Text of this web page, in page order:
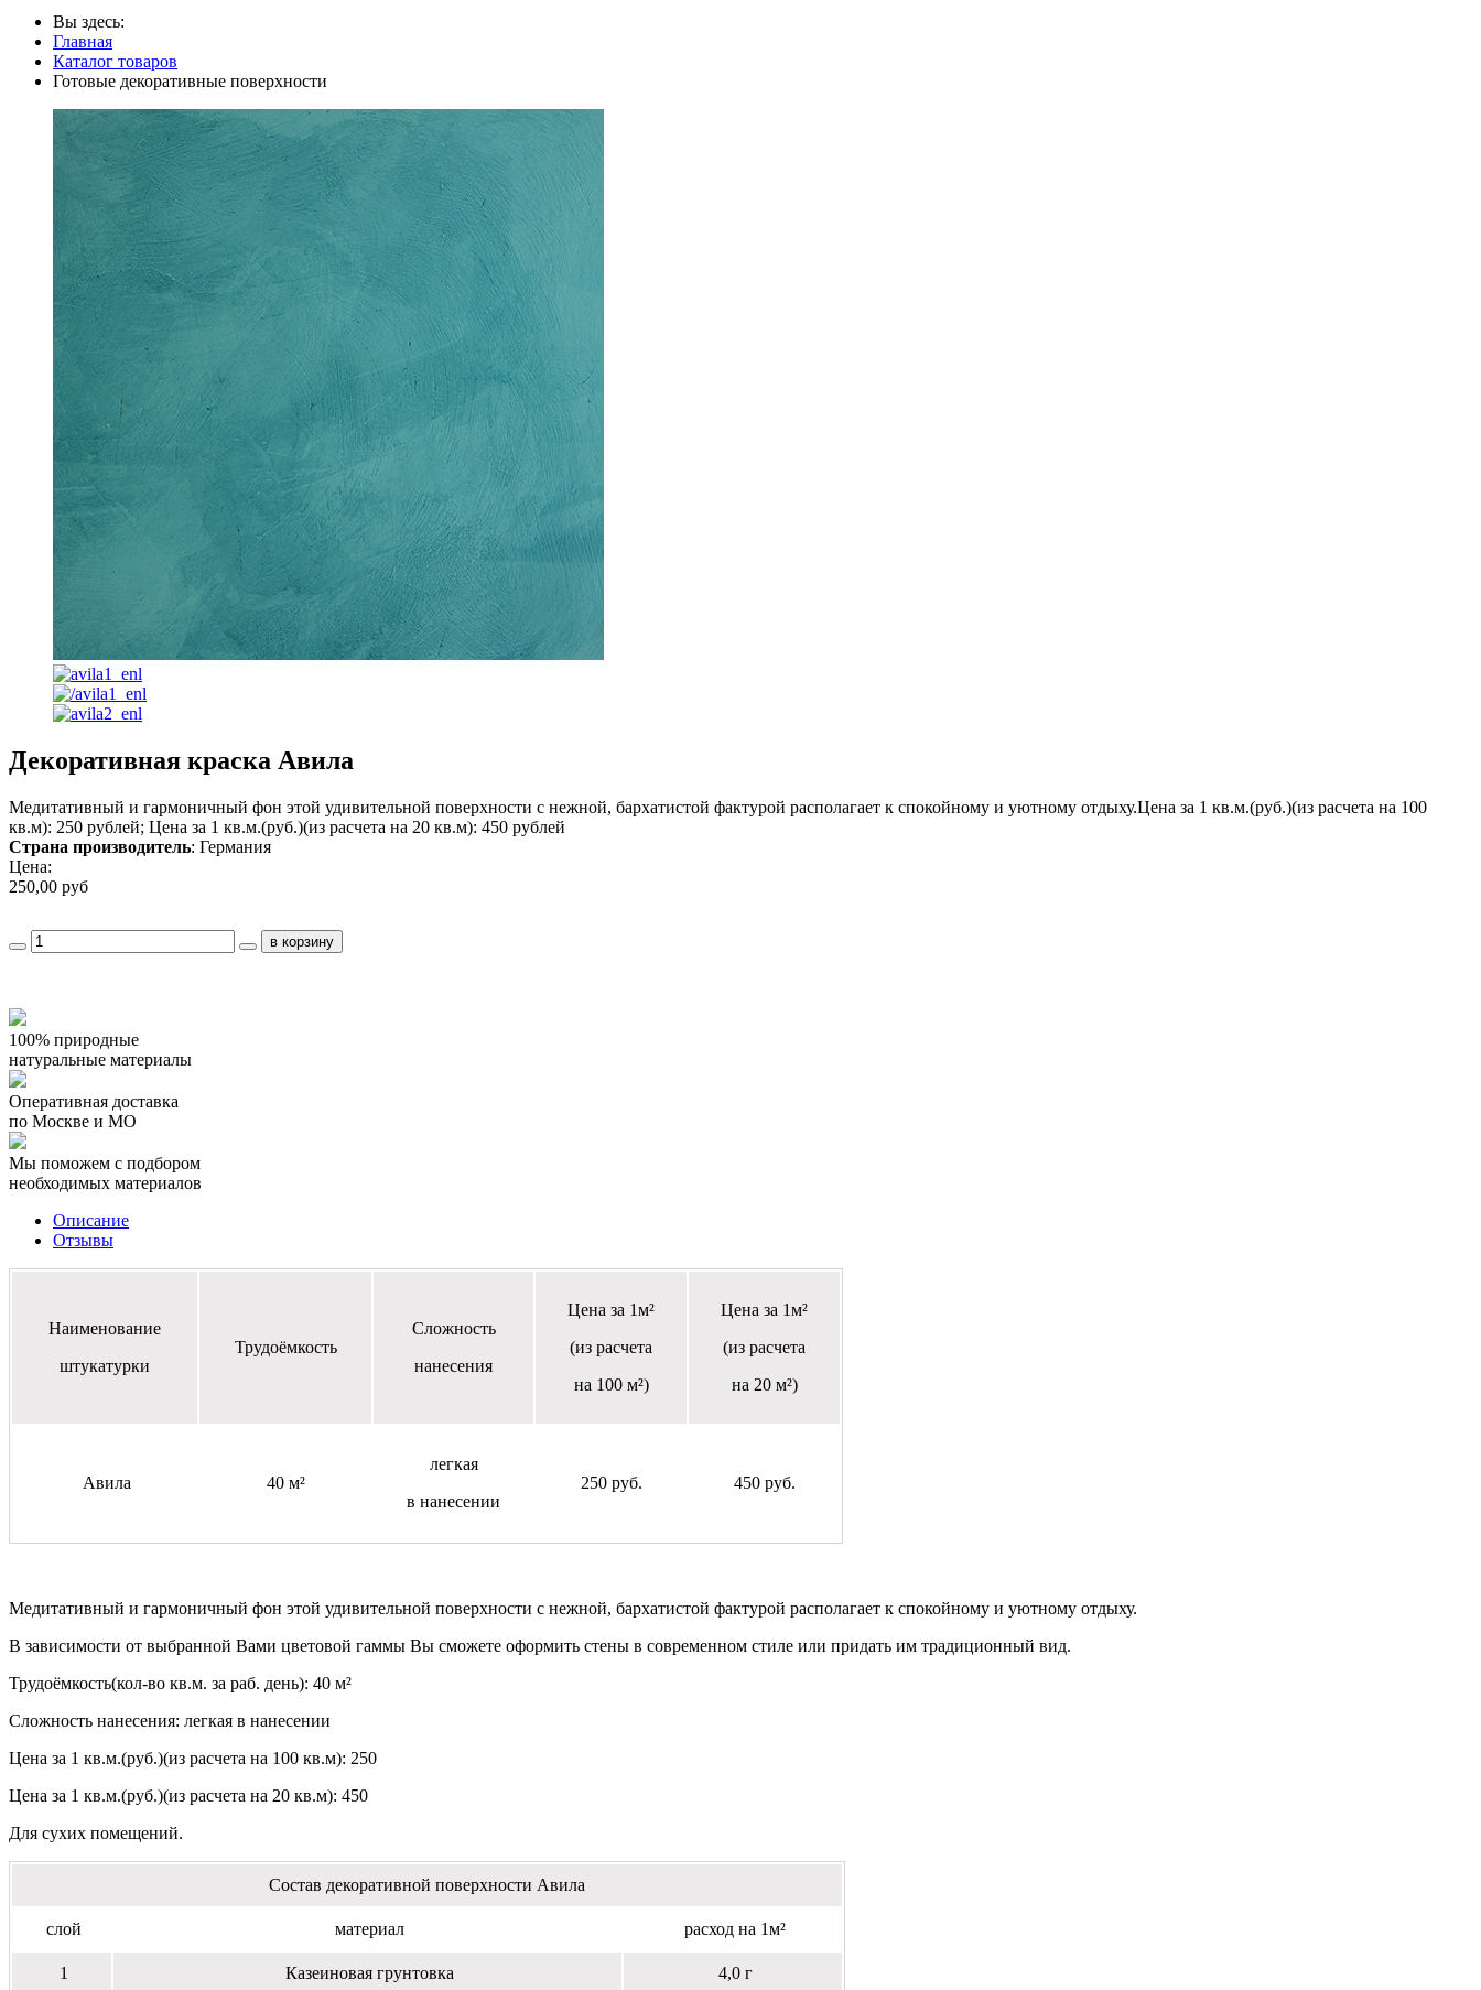
Вы здесь:
Главная
Каталог товаров
Готовые декоративные поверхности
Декоративная краска Авила
Медитативный и гармоничный фон этой удивительной поверхности с нежной, бархатистой фактурой располагает к спокойному и уютному отдыху.Цена за 1 кв.м.(руб.)(из расчета на 100
кв.м): 250 рублей; Цена за 1 кв.м.(руб.)(из расчета на 20 кв.м): 450 рублей
Страна производитель: Германия
Цена:
250,00 руб
100% природные
натуральные материалы
Оперативная доставка
по Москве и МО
Мы поможем с подбором
необходимых материалов
Описание
Отзывы
Наименование
штукатурки
Трудоёмкость
Сложность
нанесения
Цена за 1м²
(из расчета
на 100 м²)
Цена за 1м²
(из расчета
на 20 м²)
Авила 40 м²
легкая
в нанесении
250 руб. 450 руб.
Медитативный и гармоничный фон этой удивительной поверхности с нежной, бархатистой фактурой располагает к спокойному и уютному отдыху.
В зависимости от выбранной Вами цветовой гаммы Вы сможете оформить стены в современном стиле или придать им традиционный вид.
Трудоёмкость(кол-во кв.м. за раб. день): 40 м²
Сложность нанесения: легкая в нанесении
Цена за 1 кв.м.(руб.)(из расчета на 100 кв.м): 250
Цена за 1 кв.м.(руб.)(из расчета на 20 кв.м): 450
Для сухих помещений.
Состав декоративной поверхности Авила
слой материал расход на 1м²
1 Казеиновая грунтовка 4,0 г